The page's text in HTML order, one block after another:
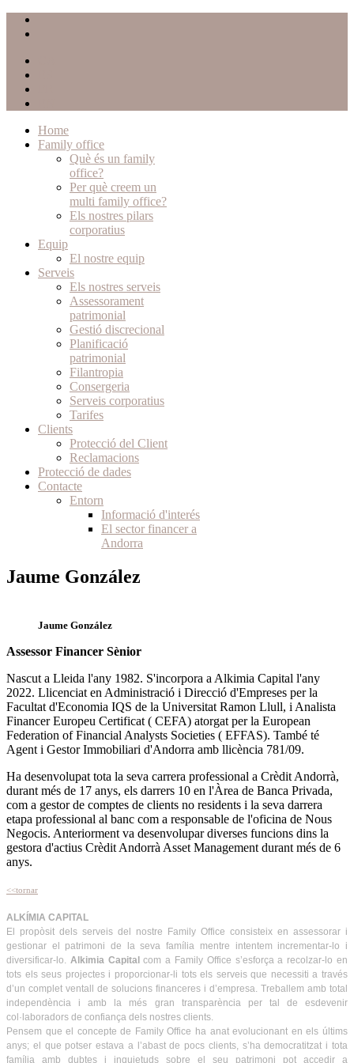
Home
Family office
Què és un family
office?
Per què creem un
multi family office?
Els nostres pilars
corporatius
Equip
El nostre equip
Serveis
Els nostres serveis
Assessorament
patrimonial
Gestió discrecional
Planificació
patrimonial
Filantropia
Consergeria
Serveis corporatius
Tarifes
Clients
Protecció del Client
Reclamacions
Protecció de dades
Contacte
Entorn
Informació d'interés
El sector financer a
Andorra
Jaume González
Jaume González
Assessor Financer Sènior
Nascut a Lleida l'any 1982. S'incorpora a Alkimia Capital l'any
2022. Llicenciat en Administració i Direcció d'Empreses per la
Facultat d'Economia IQS de la Universitat Ramon Llull, i Analista
Financer Europeu Certificat ( CEFA) atorgat per la European
Federation of Financial Analysts Societies ( EFFAS). També té
Agent i Gestor Immobiliari d'Andorra amb llicència 781/09.
Ha desenvolupat tota la seva carrera professional a Crèdit Andorrà,
durant més de 17 anys, els darrers 10 en l'Àrea de Banca Privada,
com a gestor de comptes de clients no residents i la seva darrera
etapa professional al banc com a responsable de l'oficina de Nous
Negocis. Anteriorment va desenvolupar diverses funcions dins la
gestora d'actius Crèdit Andorrà Asset Management durant més de 6
anys.
<<tornar
ALKÍMIA CAPITAL
El propòsit dels serveis del nostre Family Office consisteix en assessorar i
gestionar el patrimoni de la seva família mentre intentem incrementar-lo i
diversificar-lo. Alkimia Capitalcom a Family Office s’esforça a recolzar-lo en
tots els seus projectes i proporcionar-li tots els serveis que necessiti a través
d’un complet ventall de solucions financeres i d’empresa. Treballem amb total
independència i amb la més gran transparència per tal de esdevenir
col·laboradors de confiança dels nostres clients.
Pensem que el concepte de Family Office ha anat evolucionant en els últims
anys; el que potser estava a l’abast de pocs clients, s’ha democratitzat i tota
família amb dubtes i inquietuds sobre el seu patrimoni pot accedir a